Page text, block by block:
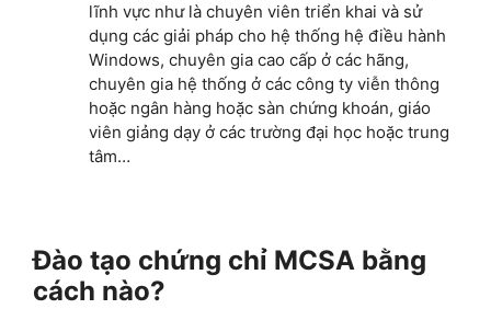
lĩnh vực như là chuyên viên triển khai và sử
dụng các giải pháp cho hệ thống hệ điều hành
Windows, chuyên gia cao cấp ở các hãng,
chuyên gia hệ thống ở các công ty viễn thông
hoặc ngân hàng hoặc sàn chứng khoán, giáo
viên giảng dạy ở các trường đại học hoặc trung
tâm…
Đào tạo chứng chỉ MCSA bằng
cách nào?